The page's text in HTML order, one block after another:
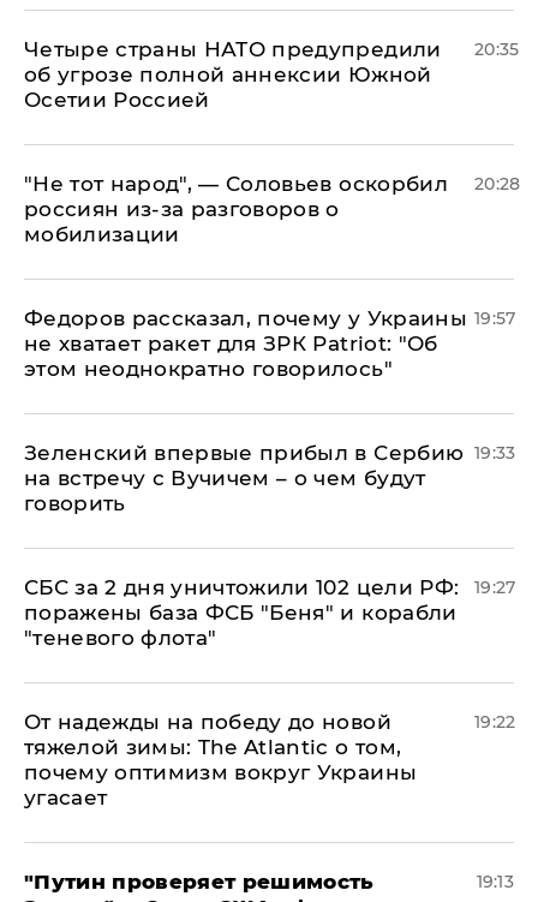
Четыре страны НАТО предупредили
об угрозе полной аннексии Южной
Осетии Россией
20:35
​"Не тот народ", — Соловьев оскорбил
россиян из-за разговоров о
мобилизации
20:28
Федоров рассказал, почему у Украины
не хватает ракет для ЗРК Patriot: "Об
этом неоднократно говорилось"
19:57
Зеленский впервые прибыл в Сербию
на встречу с Вучичем – о чем будут
говорить
19:33
СБС за 2 дня уничтожили 102 цели РФ:
поражены база ФСБ "Беня" и корабли
"теневого флота"
19:27
От надежды на победу до новой
тяжелой зимы: The Atlantic о том,
почему оптимизм вокруг Украины
угасает
19:22
"Путин проверяет решимость
19:13